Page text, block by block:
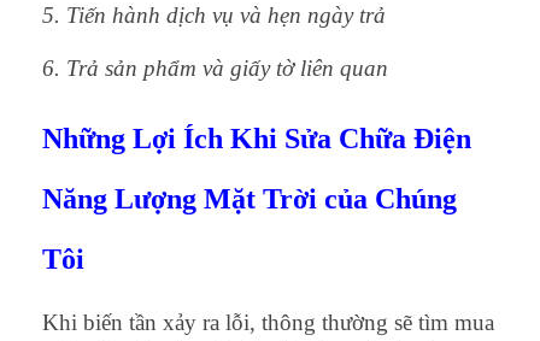
5. Tiến hành dịch vụ và hẹn ngày trả
6. Trả sản phẩm và giấy tờ liên quan
Những Lợi Ích Khi Sửa Chữa Điện
Năng Lượng Mặt Trời của Chúng
Tôi
Khi biến tần xảy ra lỗi, thông thường sẽ tìm mua